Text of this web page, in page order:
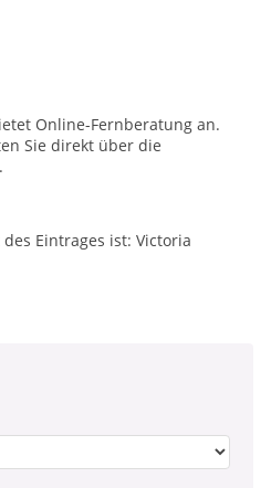
Online-Fernberatung an.
Sie direkt über die
.
Eintrages ist: Victoria